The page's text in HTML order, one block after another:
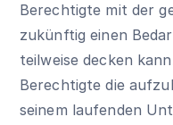
Berechtigte mit der
zukünftig einen
teilweise decken
Berechtigte die
seinem laufenden